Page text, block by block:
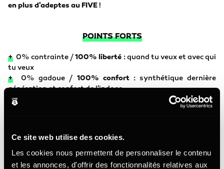
Ce site web utilise des cookies.
Les cookies nous permettent de personnaliser le contenu
et les annonces, d'offrir des fonctionnalités relatives aux
en plus d'adeptes au FIVE!
POINTS FORTS
+ 0% contrainte /100% liberté :quand tu veux et avec qui
tu veux
+ 0% gadoue / 100% confort:synthétique dernière
génération et confort de l'indoor.
+0% contact /
pas de contact, que du
LES RÈGLES DU JEU